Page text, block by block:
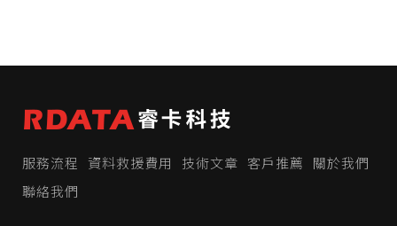
服務流程 資料救援費用 技術文章 客戶推薦
關於我們
聯絡我們